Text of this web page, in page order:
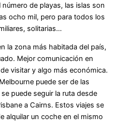
de playas, las islas son
ocho mil, pero para todos los
solitarias…
la zona más habitada del país,
Mejor comunicación en
visitar y algo más económica.
puede ser de las
puede seguir la ruta desde
a Cairns. Estos viajes se
alquilar un coche en el mismo